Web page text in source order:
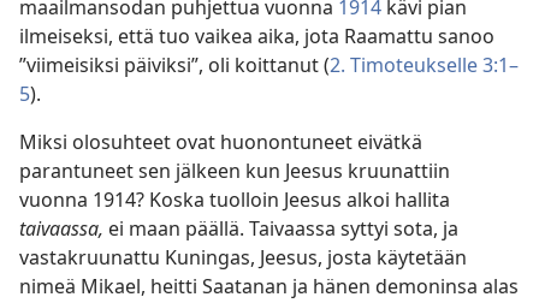
maailmansodan puhjettua vuonna 1914 kävi pian
ilmeiseksi, että tuo vaikea aika, jota Raamattu sanoo
”viimeisiksi päiviksi”, oli koittanut (2. Timoteukselle 3:1–
5).
Miksi olosuhteet ovat huonontuneet eivätkä
parantuneet sen jälkeen kun Jeesus kruunattiin
vuonna 1914? Koska tuolloin Jeesus alkoi hallita
taivaassa, ei maan päällä. Taivaassa syttyi sota, ja
vastakruunattu Kuningas, Jeesus, josta käytetään
nimeä Mikael, heitti Saatanan ja hänen demoninsa alas